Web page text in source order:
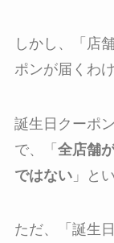
しかし、「 店
ポンが届くわ
誕生日クーポ
で、「 全店舗
ではない」と
ただ、「誕生